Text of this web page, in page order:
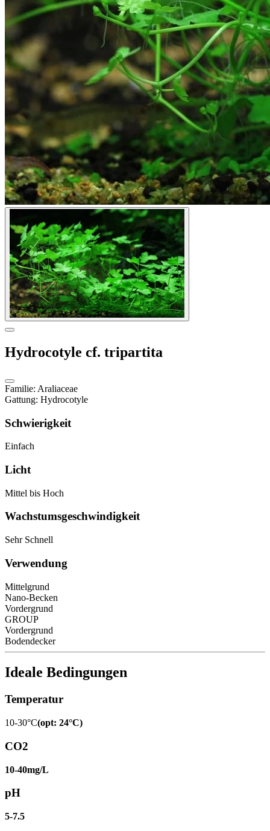
Hydrocotyle cf. tripartita
Familie: Araliaceae
Gattung: Hydrocotyle
Schwierigkeit
Einfach
Licht
Mittel bis Hoch
Wachstumsgeschwindigkeit
Sehr Schnell
Verwendung
Mittelgrund
Nano-Becken
Vordergrund
GROUP
Vordergrund
Bodendecker
Ideale Bedingungen
Temperatur
10-30°C(opt: 24°C)
CO2
10-40mg/L
pH
5-7.5